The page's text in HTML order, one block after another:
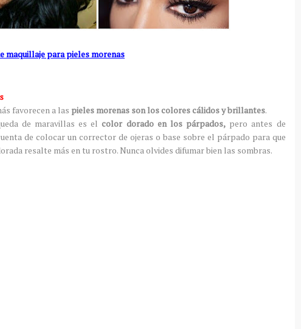
maquillaje para pieles morenas
favorecen a las pieles morenas son los colores cálidos y brillantes.
de maravillas es elcolor dorado en los párpados, pero antes de
de colocar un corrector de ojeras o base sobre el párpado para que
resalte más en tu rostro. Nunca olvides difumar bien las sombras.